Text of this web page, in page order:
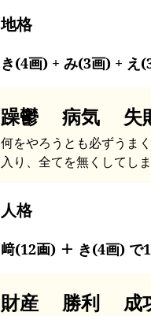
地格
き(4画) + み(3画) + え
躁鬱 病気
何をやろうとも必ずうま
入り、全てを無くしてし
人格
﨑(12画) ＋ き(4画) で
財産 勝利